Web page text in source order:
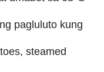
pagluluto kung
steamed